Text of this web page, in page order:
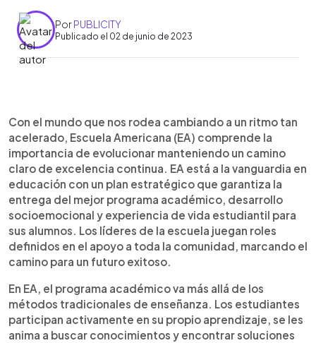
PorPUBLICITY
Publicado el 02 de junio de 2023
► Escuchar artículo
Con el mundo que nos rodea cambiando a un ritmo tan
acelerado, Escuela Americana (EA) comprende la
importancia de evolucionar manteniendo un camino
claro de excelencia continua. EA está a la vanguardia en
educación con un plan estratégico que garantiza la
entrega del mejor programa académico, desarrollo
socioemocional y experiencia de vida estudiantil para
sus alumnos. Los líderes de la escuela juegan roles
definidos en el apoyo a toda la comunidad, marcando el
camino para un futuro exitoso.
En EA, el programa académico va más allá de los
métodos tradicionales de enseñanza. Los estudiantes
participan activamente en su propio aprendizaje, se les
anima a buscar conocimientos y encontrar soluciones